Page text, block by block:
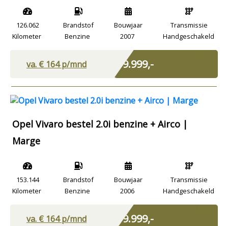
126.062
Kilometer
Brandstof
Benzine
Bouwjaar
2007
Transmissie
Handgeschakeld
va. € 164p/mnd € 9.999,-
Opel Vivaro bestel 2.0i benzine + Airco |
Marge
153.144
Kilometer
Brandstof
Benzine
Bouwjaar
2006
Transmissie
Handgeschakeld
va. € 164p/mnd € 9.999,-